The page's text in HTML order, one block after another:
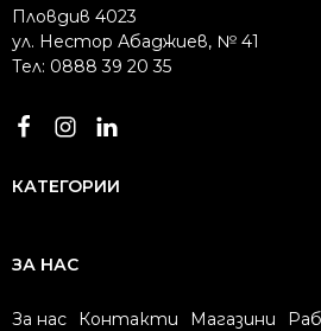
Пловдив 4023
ул. Нестор Абаджиев, № 41
Тел: 0888 39 20 35
КАТЕГОРИИ
ЗА НАС
За нас Контакти Магазини